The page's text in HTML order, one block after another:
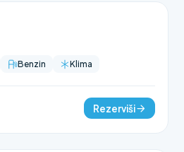
Benzin Klima
Rezerviši